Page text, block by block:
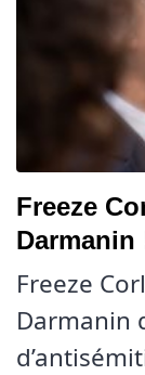
Freeze
Darmanin
Freeze
Darmanin